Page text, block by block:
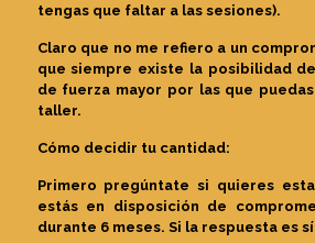
tengas que faltar a las sesiones).
Claro que no me refiero a un
que siempre existe la posibilidad
de fuerza mayor por las que
taller.
Cómo decidir tu cantidad:
Primero pregúntate si quieres
estás en disposición de
durante 6 meses. Si la respuesta es